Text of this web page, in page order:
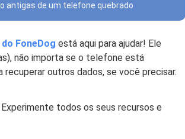
antigas de um telefone quebrado
FoneDog está aqui para ajudar! Ele
não importa se o telefone está
recuperar outros dados, se você precisar.
todos os seus recursos e